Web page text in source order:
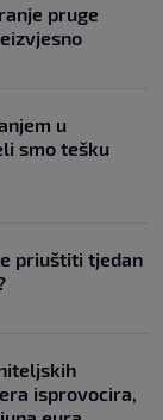
pruge
u
smo tešku
priuštiti tjedan
isprovocira,